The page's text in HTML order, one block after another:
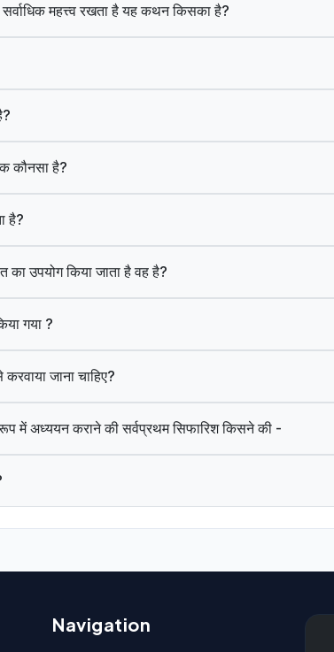
सर्वाधिक महत्त्व रखता है यह कथन किसका है?
कौनसा है?
है?
का उपयोग किया जाता है वह है?
गया ?
जाना चाहिए?
में अध्ययन कराने की सर्वप्रथम सिफारिश किसने की -
Navigation